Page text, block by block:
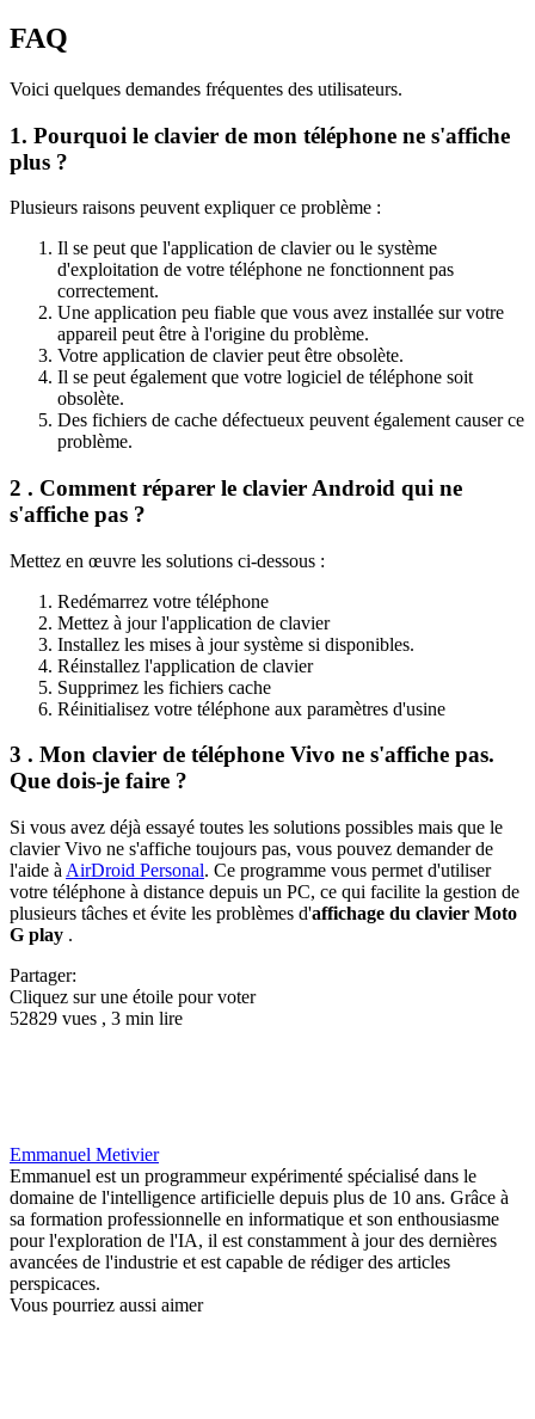
FAQ
Voici quelques demandes fréquentes des utilisateurs.
1. Pourquoi le clavier de mon téléphone ne s'affiche
plus ?
Plusieurs raisons peuvent expliquer ce problème :
Il se peut que l'application de clavier ou le système
d'exploitation de votre téléphone ne fonctionnent pas
correctement.
Une application peu fiable que vous avez installée sur votre
appareil peut être à l'origine du problème.
Votre application de clavier peut être obsolète.
Il se peut également que votre logiciel de téléphone soit
obsolète.
Des fichiers de cache défectueux peuvent également causer ce
problème.
2 . Comment réparer le clavier Android qui ne
s'affiche pas ?
Mettez en œuvre les solutions ci-dessous :
Redémarrez votre téléphone
Mettez à jour l'application de clavier
Installez les mises à jour système si disponibles.
Réinstallez l'application de clavier
Supprimez les fichiers cache
Réinitialisez votre téléphone aux paramètres d'usine
3 . Mon clavier de téléphone Vivo ne s'affiche pas.
Que dois-je faire ?
Si vous avez déjà essayé toutes les solutions possibles mais que le
clavier Vivo ne s'affiche toujours pas, vous pouvez demander de
l'aide à AirDroid Personal. Ce programme vous permet d'utiliser
votre téléphone à distance depuis un PC, ce qui facilite la gestion de
plusieurs tâches et évite les problèmes d'affichage du clavier Moto
G play .
Partager:
Cliquez sur une étoile pour voter
52829 vues , 3 min lire
Emmanuel Metivier
Emmanuel est un programmeur expérimenté spécialisé dans le
domaine de l'intelligence artificielle depuis plus de 10 ans. Grâce à
sa formation professionnelle en informatique et son enthousiasme
pour l'exploration de l'IA, il est constamment à jour des dernières
avancées de l'industrie et est capable de rédiger des articles
perspicaces.
Vous pourriez aussi aimer